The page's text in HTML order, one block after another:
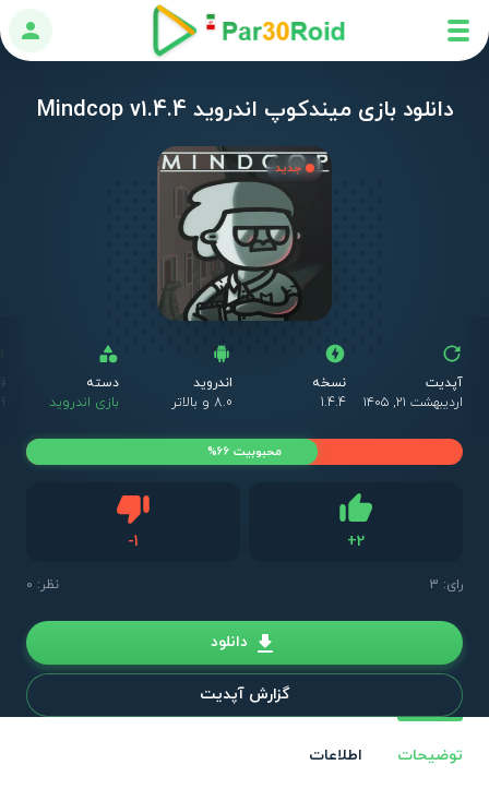
ورود
دانلود بازی میندکوپ اندروید Mindcop v1.4.4
جدید
آپدیت
اردیبهشت ۲۱, ۱۴۰۵
نسخه
1.4.4
اندروید
8.0 و بالاتر
دسته
بازی اندروید
+2
-1
رای: 3 نظر: 0
محبوبیت 66%
دانلود
گزارش آپدیت
توضیحات اطلاعات